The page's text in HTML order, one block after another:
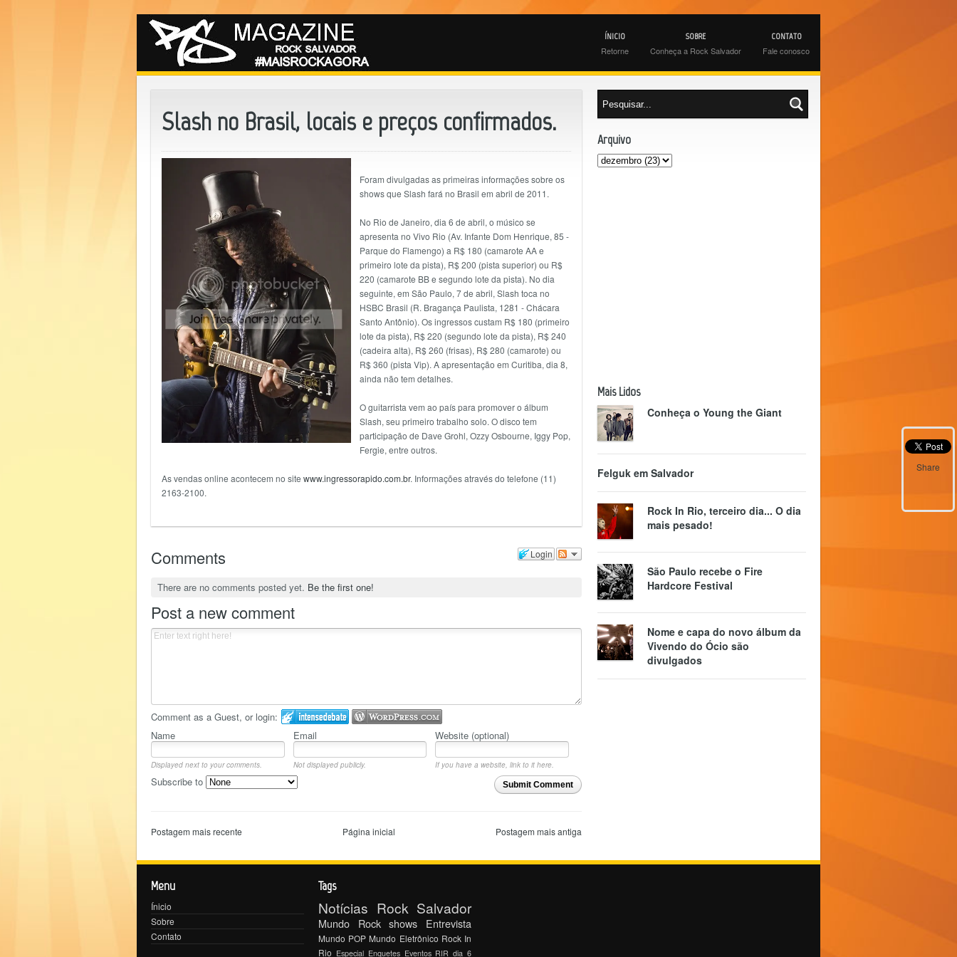
ÍNICIO
Retorne
SOBRE
Conheça a Rock Salvador
CONTATO
Fale conosco
Slash no Brasil, locais e preços confirmados.
Foram divulgadas as primeiras informações sobre os
shows que Slash fará no Brasil em abril de 2011.
No Rio de Janeiro, dia 6 de abril, o músico se
apresenta no Vivo Rio (Av. Infante Dom Henrique, 85 -
Parque do Flamengo) a R$ 180 (camarote AA e
primeiro lote da pista), R$ 200 (pista superior) ou R$
220 (camarote BB e segundo lote da pista). No dia
seguinte, em São Paulo, 7 de abril, Slash toca no
HSBC Brasil (R. Bragança Paulista, 1281 - Chácara
Santo Antônio). Os ingressos custam R$ 180 (primeiro
lote da pista), R$ 220 (segundo lote da pista), R$ 240
(cadeira alta), R$ 260 (frisas), R$ 280 (camarote) ou
R$ 360 (pista Vip). A apresentação em Curitiba, dia 8,
ainda não tem detalhes.
O guitarrista vem ao país para promover o álbum
Slash, seu primeiro trabalho solo. O disco tem
participação de Dave Grohl, Ozzy Osbourne, Iggy Pop,
Fergie, entre outros.
As vendas online acontecem no site www.ingressorapido.com.br. Informações através do telefone (11)
2163-2100.
Login
Comments
There are no comments posted yet. Be the first one!
Post a new comment
Comment as a Guest, or login:
Name
Email Website (optional)
Displayed next to your comments. Not displayed publicly.
If you have a website, link to it here.
Submit Comment
Subscribe to
Postagem mais recente Página inicial Postagem mais antiga
Share
Arquivo
Mais Lidos
Conheça o Young the Giant
Felguk em Salvador
Rock In Rio, terceiro dia... O dia
mais pesado!
São Paulo recebe o Fire
Hardcore Festival
Nome e capa do novo álbum da
Vivendo do Ócio são
divulgados
Menu
Ínicio
Sobre
Contato
Tags
Notícias Rock Salvador
Mundo Rock shows Entrevista
Mundo POP Mundo Eletrônico Rock In
Rio Especial Enquetes Eventos RIR dia 6